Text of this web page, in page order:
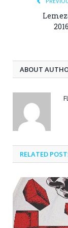
ABOUT
RELATED